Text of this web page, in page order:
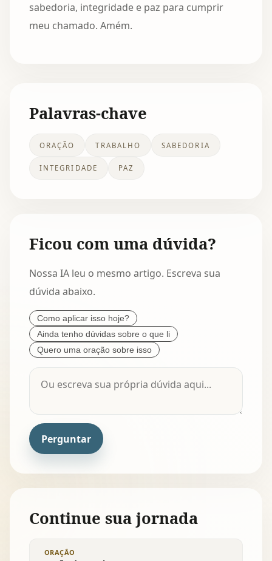
sabedoria, integridade e paz para cumprir
meu chamado. Amém.
Palavras-chave
ORAÇÃO TRABALHO SABEDORIA
INTEGRIDADE PAZ
Ficou com uma dúvida?
Nossa IA leu o mesmo artigo. Escreva sua
dúvida abaixo.
Como aplicar isso hoje?
Ainda tenho dúvidas sobre o que li
Quero uma oração sobre isso
Perguntar
Continue sua jornada
ORAÇÃO